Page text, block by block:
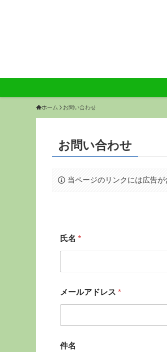
ホーム お問い合わせ
お問い合わせ
当ページのリンクには広告が
氏名 *
メールアドレス *
件名